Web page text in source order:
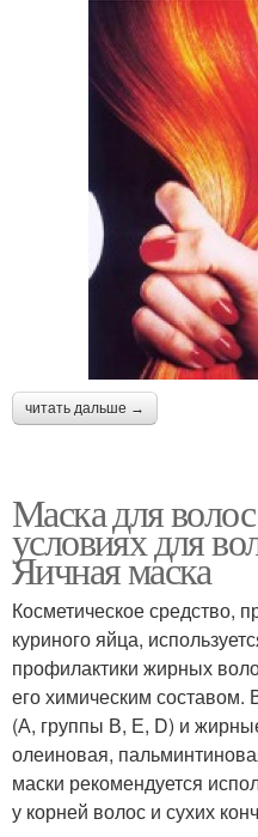
читать дальше →
Маска для
условиях для
Яичная маска
Косметическое средство,
куриного яйца,
профилактики жирных
его химическим
(А, группы В, Е, D) и
олеиновая,
маски рекомендуется
у корней волос и сухих